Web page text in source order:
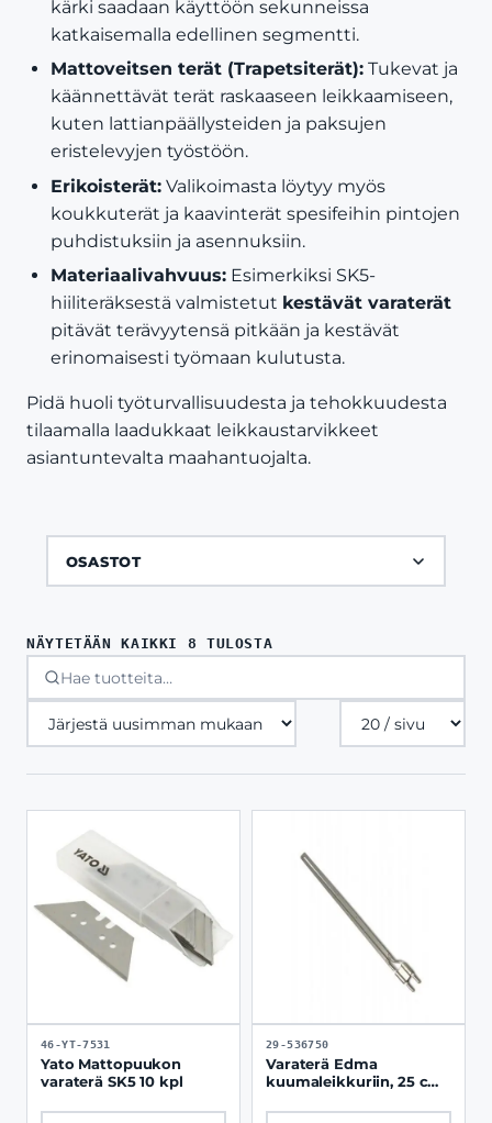
kärki saadaan käyttöön sekunneissa
katkaisemalla edellinen segmentti.
Mattoveitsen terät (Trapetsiterät): Tukevat ja
käännettävät terät raskaaseen leikkaamiseen,
kuten lattianpäällysteiden ja paksujen
eristelevyjen työstöön.
Erikoisterät: Valikoimasta löytyy myös
koukkuterät ja kaavinterät spesifeihin pintojen
puhdistuksiin ja asennuksiin.
Materiaalivahvuus: Esimerkiksi SK5-
hiiliteräksestä valmistetut kestävät varaterät
pitävät terävyytensä pitkään ja kestävät
erinomaisesti työmaan kulutusta.
Pidä huoli työturvallisuudesta ja tehokkuudesta
tilaamalla laadukkaat leikkaustarvikkeet
asiantuntevalta maahantuojalta.
OSASTOT
NÄYTETÄÄN KAIKKI 8 TULOSTASORTED
Tuotteita
sivulla
46-YT-7531
Yato Mattopuukon
varaterä SK5 10 kpl
29-536750
Varaterä Edma
kuumaleikkuriin, 25 cm